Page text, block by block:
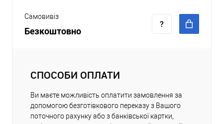
Самовивіз
Безкоштовно
СПОСОБИ ОПЛАТИ
Ви маєте можливість оплатити замовлення за
допомогою безготівкового переказу з Вашого
поточного рахунку або з банківської картки,